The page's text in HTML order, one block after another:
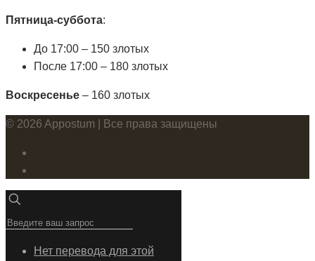
Пятница-суббота:
До 17:00 – 150 злотых
После 17:00 – 180 злотых
Воскресенье – 160 злотых
© 2026 Appostum | Все права защищены
Нет перевода для этой